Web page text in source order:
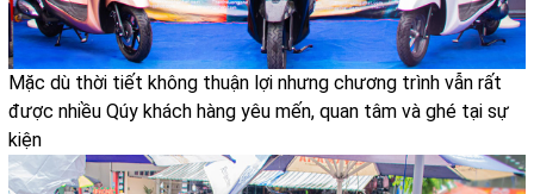
Mặc dù thời tiết không thuận lợi nhưng chương trình vẫn rất
được nhiều Qúy khách hàng yêu mến, quan tâm và ghé tại sự
kiện